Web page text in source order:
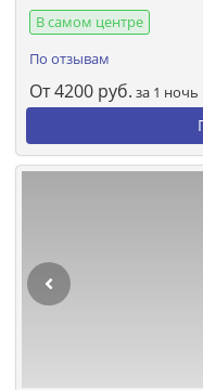
В самом центре
По отзывам
От4200 руб. за 1 ночь